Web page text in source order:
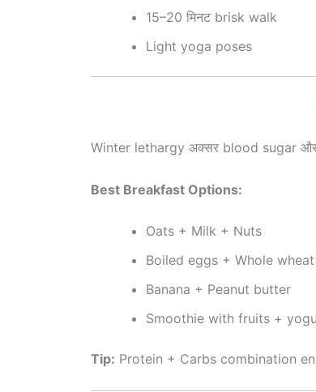
15–20 मिनट brisk walk
Light yoga poses
Winter lethargy अक्सर blood sugar और
Best Breakfast Options:
Oats + Milk + Nuts
Boiled eggs + Whole
Banana + Peanut butter
Smoothie with fruits +
Tip: Protein + Carbs combination